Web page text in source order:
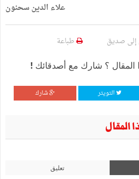
علاء الدين سحنون
إلى صديق طباعة
؟ شارك مع أصدقائك !
التويتر شارك
المقال
تعليق